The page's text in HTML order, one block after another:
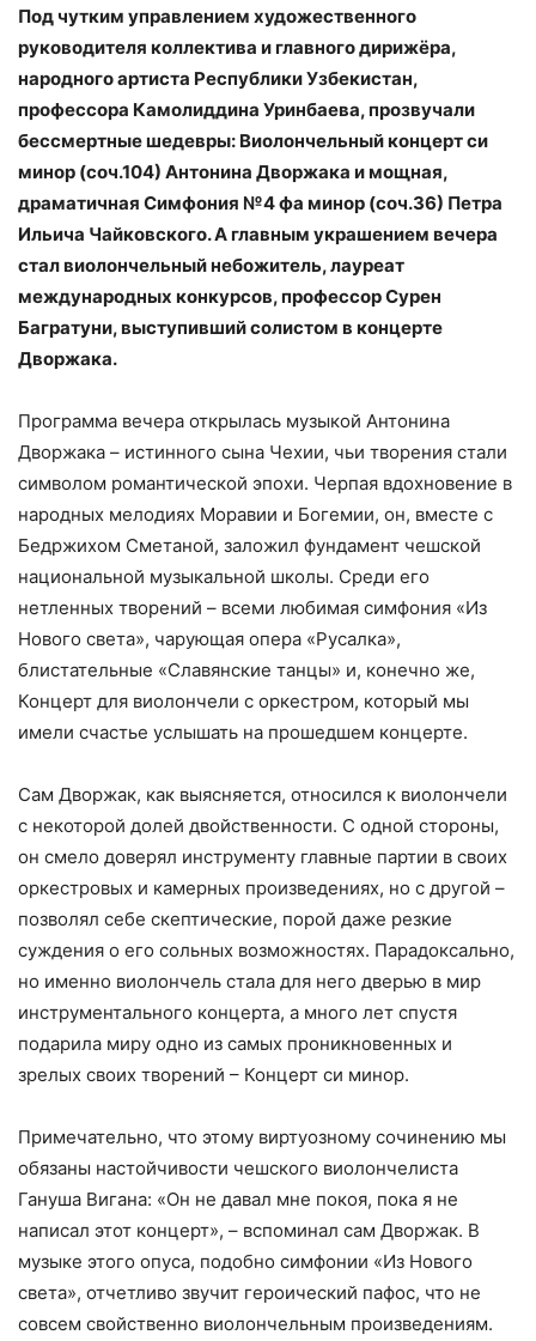
Под чутким управлением художественного
руководителя коллектива и главного дирижёра,
народного артиста Республики Узбекистан,
профессора Камолиддина Уринбаева, прозвучали
бессмертные шедевры: Виолончельный концерт си
минор (соч.104) Антонина Дворжака и мощная,
драматичная Симфония №4 фа минор (соч.36) Петра
Ильича Чайковского. А главным украшением вечера
стал виолончельный небожитель, лауреат
международных конкурсов, профессор Сурен
Багратуни, выступивший солистом в концерте
Дворжака.
Программа вечера открылась музыкой Антонина
Дворжака – истинного сына Чехии, чьи творения стали
символом романтической эпохи. Черпая вдохновение в
народных мелодиях Моравии и Богемии, он, вместе с
Бедржихом Сметаной, заложил фундамент чешской
национальной музыкальной школы. Среди его
нетленных творений – всеми любимая симфония «Из
Нового света», чарующая опера «Русалка»,
блистательные «Славянские танцы» и, конечно же,
Концерт для виолончели с оркестром, который мы
имели счастье услышать на прошедшем концерте.
Сам Дворжак, как выясняется, относился к виолончели
с некоторой долей двойственности. С одной стороны,
он смело доверял инструменту главные партии в своих
оркестровых и камерных произведениях, но с другой –
позволял себе скептические, порой даже резкие
суждения о его сольных возможностях. Парадоксально,
но именно виолончель стала для него дверью в мир
инструментального концерта, а много лет спустя
подарила миру одно из самых проникновенных и
зрелых своих творений – Концерт си минор.
Примечательно, что этому виртуозному сочинению мы
обязаны настойчивости чешского виолончелиста
Гануша Вигана: «Он не давал мне покоя, пока я не
написал этот концерт», – вспоминал сам Дворжак. В
музыке этого опуса, подобно симфонии «Из Нового
света», отчетливо звучит героический пафос, что не
совсем свойственно виолончельным произведениям.